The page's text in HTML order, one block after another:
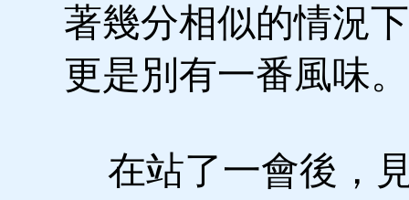
著幾分相似的情況
更是別有一番風味。
在站了一會後，